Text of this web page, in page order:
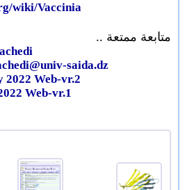
wiki/Vaccinia
متابعة ممتعة ..
saida.dz
Web-vr.2
Web-vr.1